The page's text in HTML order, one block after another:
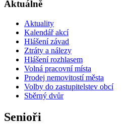
Aktuálně
Aktuality
Kalendář akcí
Hlášení závad
Ztráty a nálezy
Hlášení rozhlasem
Volná pracovní místa
Prodej nemovitostí města
Volby do zastupitelstev obcí
Sběrný dvůr
Senioři